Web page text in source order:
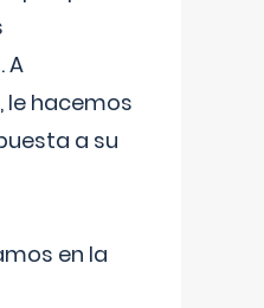
A
le hacemos
a su
en la